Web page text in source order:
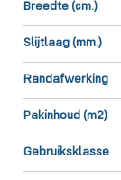
Breedte (cm.)
Slijtlaag (mm.)
Randafwerking
Pakinhoud (m2)
Gebruiksklasse